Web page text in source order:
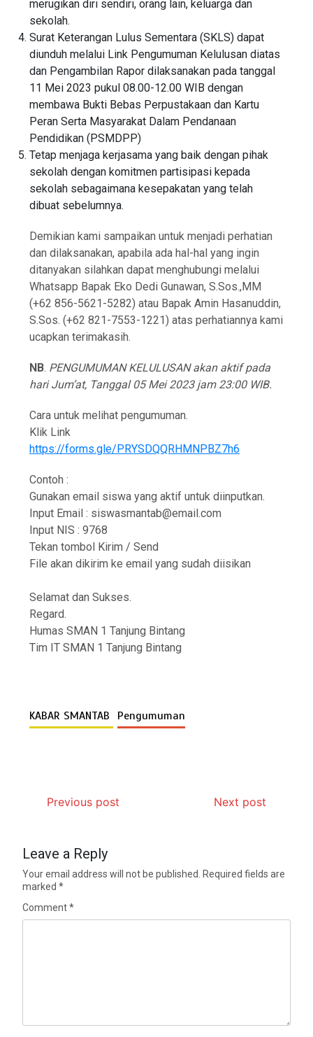
merugikan diri sendiri, orang lain, keluarga dan
sekolah.
Surat Keterangan Lulus Sementara (SKLS) dapat
diunduh melalui Link Pengumuman Kelulusan diatas
dan Pengambilan Rapor dilaksanakan pada tanggal
11 Mei 2023 pukul 08.00-12.00 WIB dengan
membawa Bukti Bebas Perpustakaan dan Kartu
Peran Serta Masyarakat Dalam Pendanaan
Pendidikan (PSMDPP)
Tetap menjaga kerjasama yang baik dengan pihak
sekolah dengan komitmen partisipasi kepada
sekolah sebagaimana kesepakatan yang telah
dibuat sebelumnya.
Demikian kami sampaikan untuk menjadi perhatian
dan dilaksanakan, apabila ada hal-hal yang ingin
ditanyakan silahkan dapat menghubungi melalui
Whatsapp Bapak Eko Dedi Gunawan, S.Sos.,MM
(+62 856-5621-5282) atau Bapak Amin Hasanuddin,
S.Sos. (+62 821-7553-1221) atas perhatiannya kami
ucapkan terimakasih.
NB. PENGUMUMAN KELULUSAN akan aktif pada
hari Jum’at, Tanggal 05 Mei 2023 jam 23:00 WIB.
Cara untuk melihat pengumuman.
Klik Link
https://forms.gle/PRYSDQQRHMNPBZ7h6
Contoh :
Gunakan email siswa yang aktif untuk diinputkan.
Input Email : siswasmantab@email.com
Input NIS : 9768
Tekan tombol Kirim / Send
File akan dikirim ke email yang sudah diisikan
Selamat dan Sukses.
Regard.
Humas SMAN 1 Tanjung Bintang
Tim IT SMAN 1 Tanjung Bintang
KABAR SMANTAB Pengumuman
Previous post Next post
Leave a Reply
Your email address will not be published.
Required fields are
marked*
Comment*